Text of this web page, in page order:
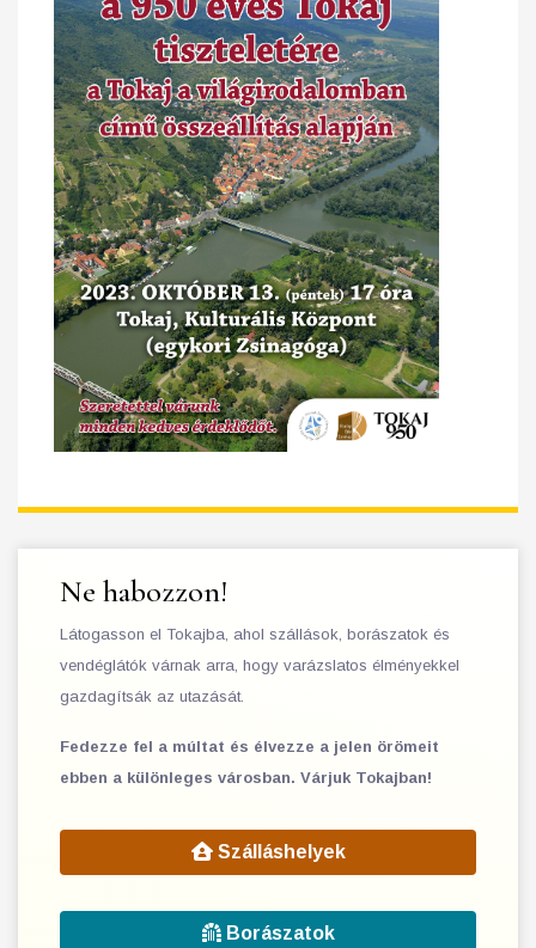
Ne habozzon!
Látogasson el Tokajba, ahol szállások, borászatok és
vendéglátók várnak arra, hogy varázslatos élményekkel
gazdagítsák az utazását.
Fedezze fel a múltat és élvezze a jelen örömeit
ebben a különleges városban. Várjuk Tokajban!
Szálláshelyek
Borászatok